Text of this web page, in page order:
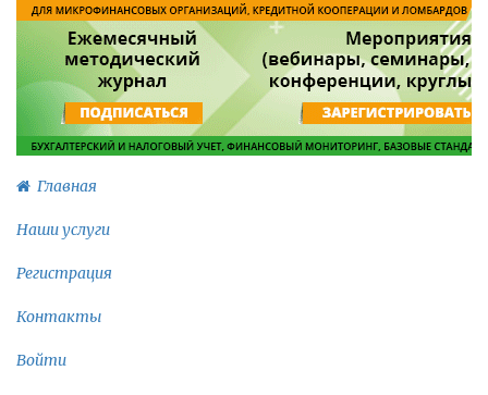
Главная
Наши услуги
Регистрация
Контакты
Войти